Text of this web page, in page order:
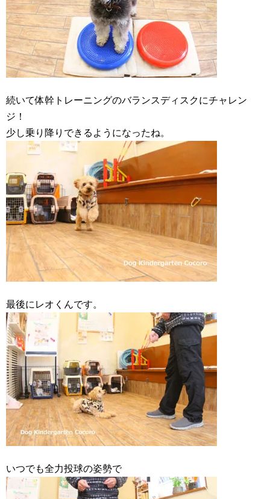
続いて体幹トレーニングのバランスディスクにチャレン
ジ！
少し乗り降りできるようになったね。
最後にレオくんです。
いつでも全力投球の姿勢で